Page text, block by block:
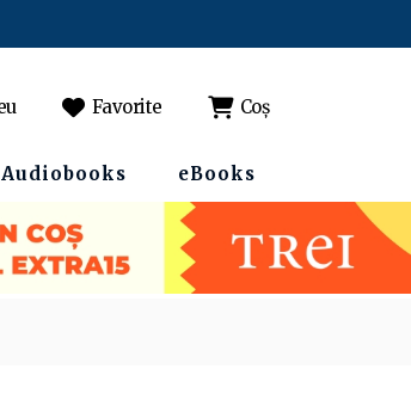
Favorite Coș
Audiobooks eBooks